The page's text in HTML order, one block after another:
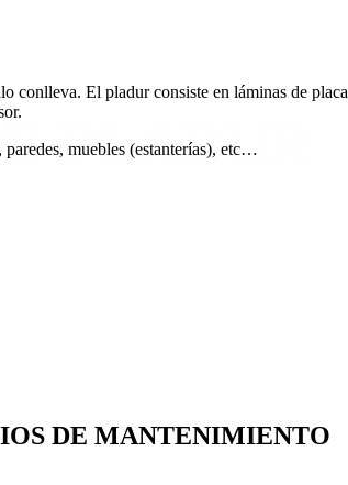
PLADUR
El pladur consiste en láminas de
muebles (estanterías), etc…
DE MANTENIMIENTO